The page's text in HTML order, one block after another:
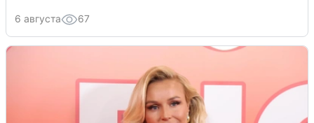
6 августа 67